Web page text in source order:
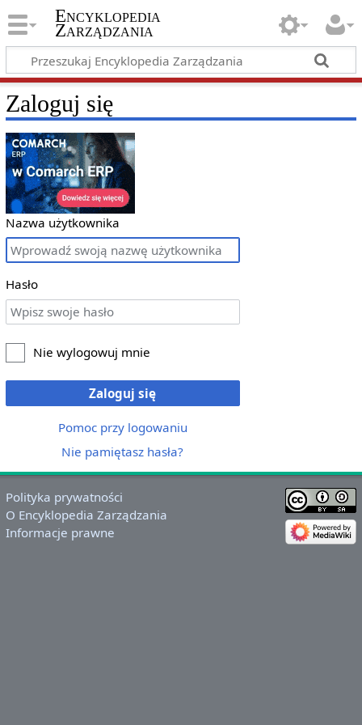
Encyklopedia
Zarządzania
Zaloguj się
Nazwa użytkownika
Hasło
Nie wylogowuj mnie
Zaloguj się
Pomoc przy logowaniu
Nie pamiętasz hasła?
Polityka prywatności
O Encyklopedia Zarządzania
Informacje prawne